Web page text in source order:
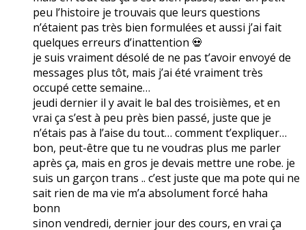
peu l’histoire je trouvais que leurs questions
n’étaient pas très bien formulées et aussi j’ai fait
quelques erreurs d’inattention 💀
je suis vraiment désolé de ne pas t’avoir envoyé de
messages plus tôt, mais j’ai été vraiment très
occupé cette semaine…
jeudi dernier il y avait le bal des troisièmes, et en
vrai ça s’est à peu près bien passé, juste que je
n’étais pas à l’aise du tout… comment t’expliquer…
bon, peut-être que tu ne voudras plus me parler
après ça, mais en gros je devais mettre une robe. je
suis un garçon trans .. c’est juste que ma pote qui ne
sait rien de ma vie m’a absolument forcé haha
bonn
sinon vendredi, dernier jour des cours, en vrai ça